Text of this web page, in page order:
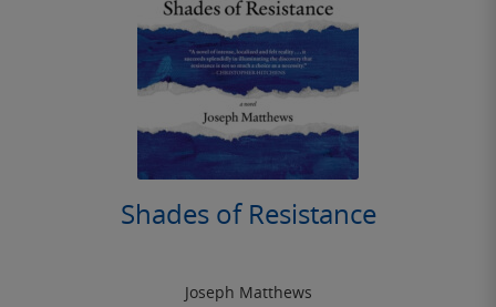
Shades of Resistance
Joseph Matthews